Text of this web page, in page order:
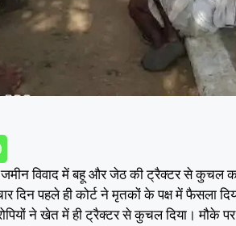
जमीन विवाद में बहू और जेठ की ट्रैक्टर से कुचल
दिन पहले ही कोर्ट ने मृतकों के पक्ष में फैसला
ने खेत में ही ट्रैक्टर से कुचल दिया। मौके